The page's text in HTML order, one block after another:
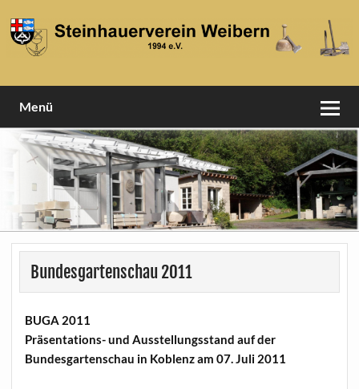
content
Menü
Bundesgartenschau 2011
BUGA 2011
Präsentations- und Ausstellungsstand auf der
Bundesgartenschau in Koblenz am 07. Juli 2011